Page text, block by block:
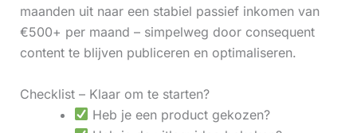
maanden uit naar een stabiel passief inkomen van
€500+ per maand – simpelweg door consequent
content te blijven publiceren en optimaliseren.
Checklist – Klaar om te starten?
Heb je een product gekozen?